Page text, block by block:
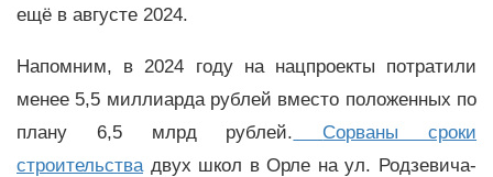
ещё в августе 2024.
Напомним, в 2024 году на нацпроекты потратили
менее 5,5 миллиарда рублей вместо положенных по
плану 6,5 млрд рублей.
Сорваны сроки
строительствадвух школ в Орле на ул. Родзевича-